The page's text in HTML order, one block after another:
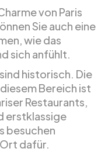
von Paris
Sie auch eine
wie das
sich anfühlt.
historisch. Die
Bereich ist
Restaurants,
erstklassige
besuchen
dafür.